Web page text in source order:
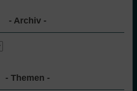
Archiv
Themen